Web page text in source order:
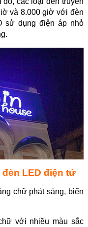
và 8.000 giờ với đèn
sử dụng điện áp nhỏ
LED điện tử
chữ phát sáng, biển
với nhiều màu sắc